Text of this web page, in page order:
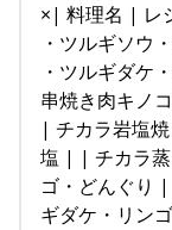
×| 料理名 |
・ツルギソウ
・ツルギダケ
串焼き肉キノ
| チカラ岩塩
塩 | | チカラ
ゴ・どんぐり
ギダケ・リン